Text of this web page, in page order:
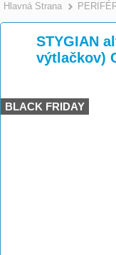
Hlavná Strana
STYGIAN
výtlačkov)
BLACK FRIDAY